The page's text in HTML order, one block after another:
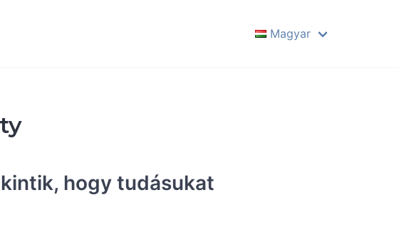
Magyar
hogy tudásukat